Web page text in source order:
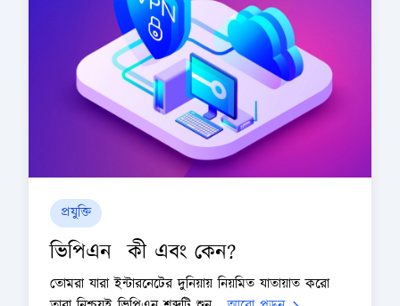
প্রযুক্তি
ভিপিএন কী এবং কেন?
তোমরা যারা ইন্টারনেটের দুনিয়ায় নিয়মিত যাতায়াত করো